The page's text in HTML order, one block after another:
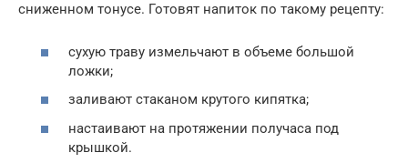
сниженном тонусе. Готовят напиток по такому рецепту:
сухую траву измельчают в объеме большой
ложки;
заливают стаканом крутого кипятка;
настаивают на протяжении получаса под
крышкой.